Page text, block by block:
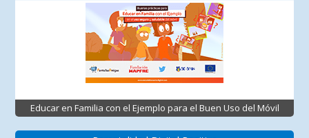
Educar en Familia con el Ejemplo para el Buen Uso del Móvil